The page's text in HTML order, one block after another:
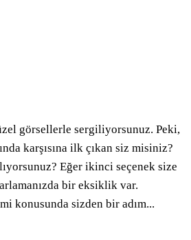
görsellerle sergiliyorsunuz. Peki,
karşısına ilk çıkan siz misiniz?
Eğer ikinci seçenek size
bir eksiklik var.
konusunda sizden bir adım...